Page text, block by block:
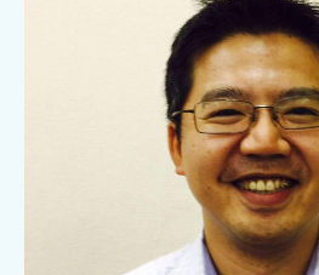
個人情報保護方針